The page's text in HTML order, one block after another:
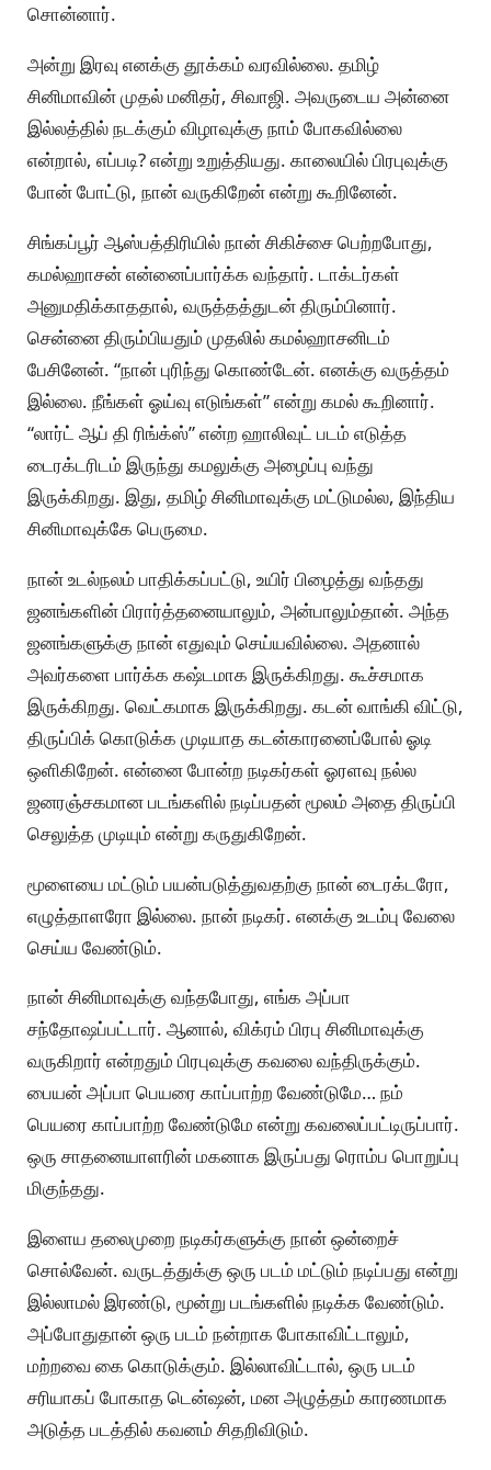
சொன்னார்.
அன்று இரவு எனக்கு தூக்கம் வரவில்லை. தமிழ்
சினிமாவின் முதல் மனிதர், சிவாஜி. அவருடைய அன்னை
இல்லத்தில் நடக்கும் விழாவுக்கு நாம் போகவில்லை
என்றால், எப்படி? என்று உறுத்தியது. காலையில் பிரபுவுக்கு
போன் போட்டு, நான் வருகிறேன் என்று கூறினேன்.
சிங்கப்பூர் ஆஸ்பத்திரியில் நான் சிகிச்சை பெற்றபோது,
கமல்ஹாசன் என்னைப்பார்க்க வந்தார். டாக்டர்கள்
அனுமதிக்காததால், வருத்தத்துடன் திரும்பினார்.
சென்னை திரும்பியதும் முதலில் கமல்ஹாசனிடம்
பேசினேன். “நான் புரிந்து கொண்டேன். எனக்கு வருத்தம்
இல்லை. நீங்கள் ஓய்வு எடுங்கள்” என்று கமல் கூறினார்.
“லார்ட் ஆப் தி ரிங்க்ஸ்” என்ற ஹாலிவுட் படம் எடுத்த
டைரக்டரிடம் இருந்து கமலுக்கு அழைப்பு வந்து
இருக்கிறது. இது, தமிழ் சினிமாவுக்கு மட்டுமல்ல, இந்திய
சினிமாவுக்கே பெருமை.
நான் உடல்நலம் பாதிக்கப்பட்டு, உயிர் பிழைத்து வந்தது
ஜனங்களின் பிரார்த்தனையாலும், அன்பாலும்தான். அந்த
ஜனங்களுக்கு நான் எதுவும் செய்யவில்லை. அதனால்
அவர்களை பார்க்க கஷ்டமாக இருக்கிறது. கூச்சமாக
இருக்கிறது. வெட்கமாக இருக்கிறது. கடன் வாங்கி விட்டு,
திருப்பிக் கொடுக்க முடியாத கடன்காரனைப்போல் ஓடி
ஒளிகிறேன். என்னை போன்ற நடிகர்கள் ஓரளவு நல்ல
ஜனரஞ்சகமான படங்களில் நடிப்பதன் மூலம் அதை திருப்பி
செலுத்த முடியும் என்று கருதுகிறேன்.
மூளையை மட்டும் பயன்படுத்துவதற்கு நான் டைரக்டரோ,
எழுத்தாளரோ இல்லை. நான் நடிகர். எனக்கு உடம்பு வேலை
செய்ய வேண்டும்.
நான் சினிமாவுக்கு வந்தபோது, எங்க அப்பா
சந்தோஷப்பட்டார். ஆனால், விக்ரம் பிரபு சினிமாவுக்கு
வருகிறார் என்றதும் பிரபுவுக்கு கவலை வந்திருக்கும்.
பையன் அப்பா பெயரை காப்பாற்ற வேண்டுமே… நம்
பெயரை காப்பாற்ற வேண்டுமே என்று கவலைப்பட்டிருப்பார்.
ஒரு சாதனையாளரின் மகனாக இருப்பது ரொம்ப பொறுப்பு
மிகுந்தது.
இளைய தலைமுறை நடிகர்களுக்கு நான் ஒன்றைச்
சொல்வேன். வருடத்துக்கு ஒரு படம் மட்டும் நடிப்பது என்று
இல்லாமல் இரண்டு, மூன்று படங்களில் நடிக்க வேண்டும்.
அப்போதுதான் ஒரு படம் நன்றாக போகாவிட்டாலும்,
மற்றவை கை கொடுக்கும். இல்லாவிட்டால், ஒரு படம்
சரியாகப் போகாத டென்ஷன், மன அழுத்தம் காரணமாக
அடுத்த படத்தில் கவனம் சிதறிவிடும்.